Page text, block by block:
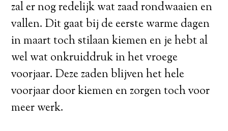
zal er nog redelijk wat zaad rondwaaien en
vallen. Dit gaat bij de eerste warme dagen
in maart toch stilaan kiemen en je hebt al
wel wat onkruiddruk in het vroege
voorjaar. Deze zaden blijven het hele
voorjaar door kiemen en zorgen toch voor
meer werk.